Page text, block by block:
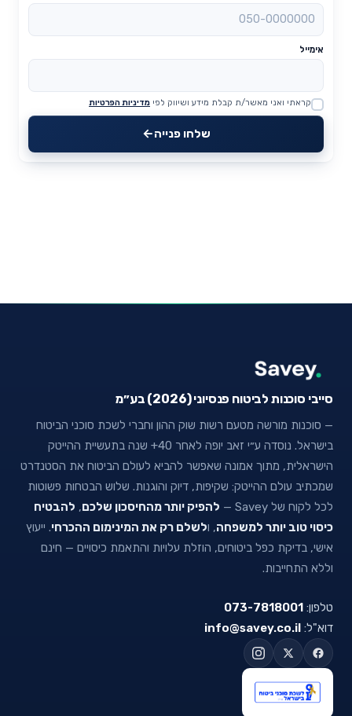
אימייל
Website
קראתי ואני מאשר/ת קבלת מידע ושיווק לפי מדיניות הפרטיות
שלחו פנייה
סייבי סוכנות לביטוח פנסיוני (2026) בע״מ
— סוכנות מורשה מטעם רשות שוק ההון וחברי לשכת סוכני הביטוח
בישראל. נוסדה ע״י זאב יופה לאחר 40+ שנה בתעשיית ההייטק
הישראלית, מתוך אמונה שאפשר להביא לעולם הביטוח את הסטנדרט
שמכתיב עולם ההייטק: שקיפות, דיוק והוגנות. שלוש הבטחות פשוטות
לכל לקוח של Savey —
להפיק יותר מהחיסכון שלכם, להבטיח
כיסוי טוב יותר למשפחה, ולשלם רק את המינימום ההכרחי. ייעוץ
אישי, בדיקת כפל ביטוחים, הוזלת עלויות והתאמת כיסויים — חינם
וללא התחייבות.
טלפון: 073-7818001
דוא"ל: info@savey.co.il